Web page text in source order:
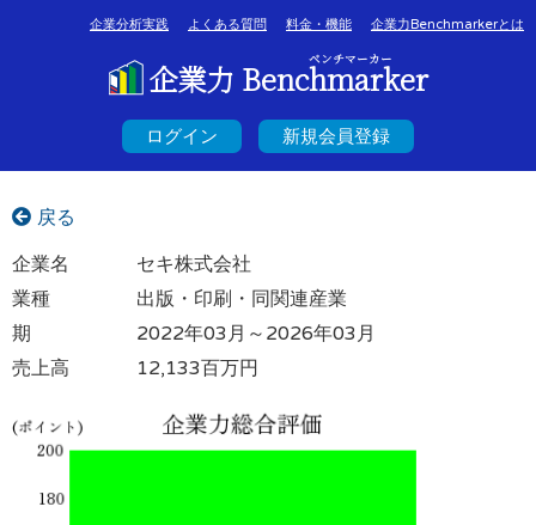
企業分析実践 よくある質問 料金・機能 企業力Benchmarkerとは
ベンチマーカー
企業力 Benchmarker
ログイン 新規会員登録
戻る
企業名
セキ株式会社
業種
出版・印刷・同関連産業
期
2022年03月～2026年03月
売上高
12,133百万円